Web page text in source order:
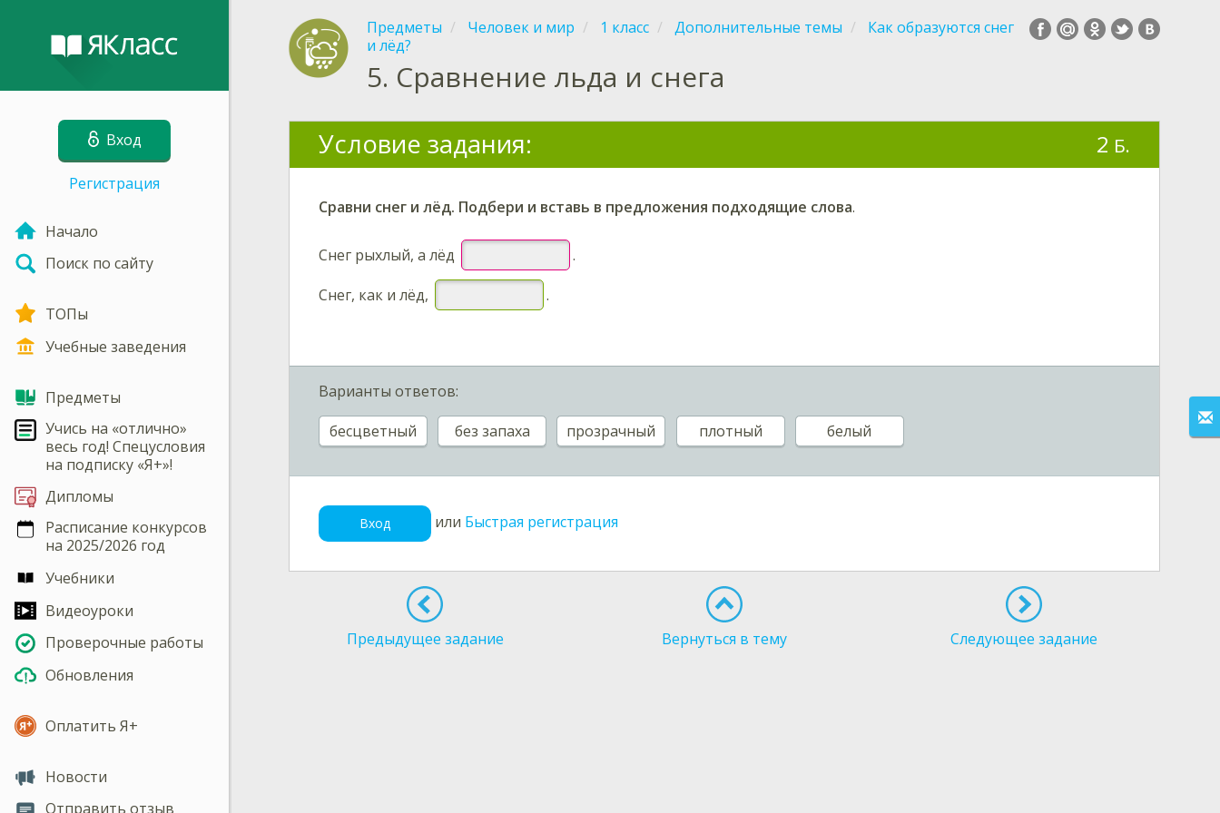
Вход
Регистрация
Начало
Поиск по сайту
ТОПы
Учебные заведения
Предметы
Учись на «отлично»
весь год! Спецусловия
на подписку «Я+»!
Дипломы
Расписание конкурсов
на 2025/2026 год
Учебники
Видеоуроки
Проверочные работы
Обновления
Оплатить Я+
Новости
Отправить отзыв
Предметы Человек и мир 1 класс Дополнительные темы
Как образуются снег
и лёд?
5. Сравнение льда и снега
Условие задания: 2 Б.
Сравни снег и лёд. Подбери и вставь в предложения подходящие слова.
Снег рыхлый, а лёд
.
Снег, как и лёд,
.
Варианты ответов:
бесцветный
без запаха прозрачный плотный белый
Вход или Быстрая регистрация
Предыдущее задание Вернуться в тему Следующее задание